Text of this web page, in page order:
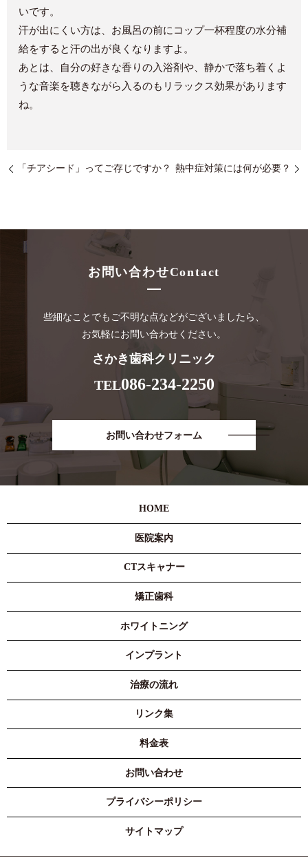
いです。
汗が出にくい方は、お風呂の前にコップ一杯程度の水分補
給をすると汗の出が良くなりますよ。
あとは、自分の好きな香りの入浴剤や、静かで落ち着くよ
うな音楽を聴きながら入るのもリラックス効果があります
ね。
「チアシード」ってご存じですか？ 熱中症対策には何が必要？
お問い合わせContact
些細なことでもご不明な点などがございましたら、
お気軽にお問い合わせください。
さかき歯科クリニック
TEL086-234-2250
お問い合わせフォーム
HOME
医院案内
CTスキャナー
矯正歯科
ホワイトニング
インプラント
治療の流れ
リンク集
料金表
お問い合わせ
プライバシーポリシー
サイトマップ